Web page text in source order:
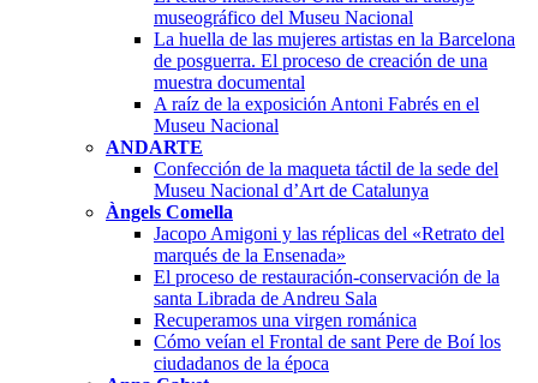
museográfico del Museu Nacional
La huella de las mujeres artistas en la Barcelona
de posguerra. El proceso de creación de una
muestra documental
A raíz de la exposición Antoni Fabrés en el
Museu Nacional
ANDARTE
Confección de la maqueta táctil de la sede del
Museu Nacional d’Art de Catalunya
Àngels Comella
Jacopo Amigoni y las réplicas del «Retrato del
marqués de la Ensenada»
El proceso de restauración-conservación de la
santa Librada de Andreu Sala
Recuperamos una virgen románica
Cómo veían el Frontal de sant Pere de Boí los
ciudadanos de la época